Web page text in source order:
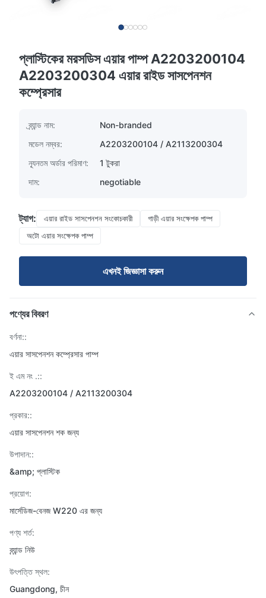
প্লাস্টিকের মরসডিস এয়ার পাম্প A2203200104
A2203200304 এয়ার রাইড সাসপেনশন
কম্প্রেসার
ব্র্যান্ড নাম:
Non-branded
মডেল নম্বর:
A2203200104 / A2113200304
ন্যূনতম অর্ডার পরিমাণ:
1 টুকরা
দাম:
negotiable
ট্যাগ: এয়ার রাইড সাসপেনশন সংকোচকারী
গাড়ী এয়ার সংক্ষেপক পাম্প
অটো এয়ার সংক্ষেপক পাম্প
এখনই জিজ্ঞাসা করুন
পণ্যের বিবরণ
বর্ণনা::
এয়ার সাসপেনশন কম্প্রেসার পাম্প
ই এম নং .::
A2203200104 / A2113200304
প্রকার::
এয়ার সাসপেনশন শক জন্য
উপাদান::
&amp; প্লাস্টিক
প্রয়োগ:
মার্সেডিজ-বেনজ W220 এর জন্য
পণ্য শর্ত:
ব্র্যান্ড নিউ
উৎপত্তি স্থল:
Guangdong, চীন